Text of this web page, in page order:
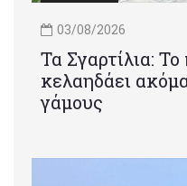
03/08/2026
Τα Σγαρτίλια:
κελαηδάει
γάμους